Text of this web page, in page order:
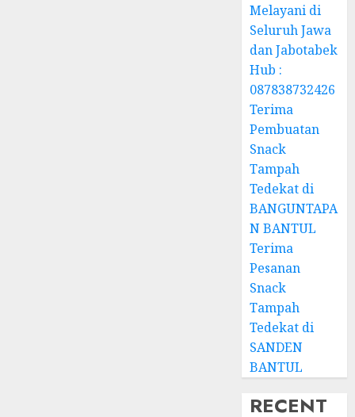
Melayani di
Seluruh Jawa
dan Jabotabek
Hub :
087838732426
Terima
Pembuatan
Snack
Tampah
Tedekat di
BANGUNTAPA
N BANTUL
Terima
Pesanan
Snack
Tampah
Tedekat di
SANDEN
BANTUL
RECENT